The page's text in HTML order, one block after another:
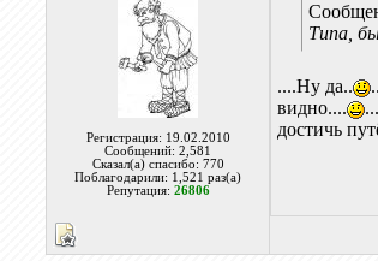
Регистрация: 19.02.2010
Сообщений: 2,581
Сказал(а) спасибо: 770
Поблагодарили: 1,521 раз(а)
Репутация: 26806
Типа,
....Ну да..
видно....
достичь